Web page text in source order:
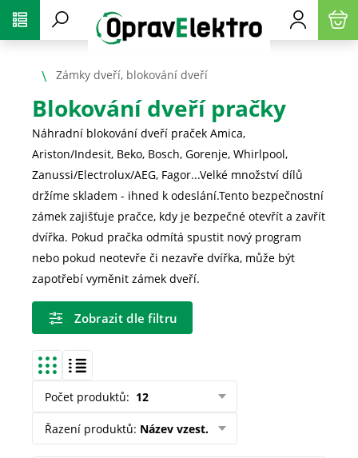
Zámky dveří, blokování dveří
Blokování dveří pračky
Náhradní blokování dveří praček Amica,
Ariston/Indesit, Beko, Bosch, Gorenje, Whirlpool,
Zanussi/Electrolux/AEG, Fagor...Velké množství dílů
držíme skladem - ihned k odeslání.Tento bezpečnostní
zámek zajišťuje pračce, kdy je bezpečné otevřít a zavřít
dvířka. Pokud pračka odmítá spustit nový program
nebo pokud neotevře či nezavře dvířka, může být
zapotřebí vyměnit zámek dveří.
Zobrazit dle filtru
Počet produktů: 12
Řazení produktů: Název vzest.